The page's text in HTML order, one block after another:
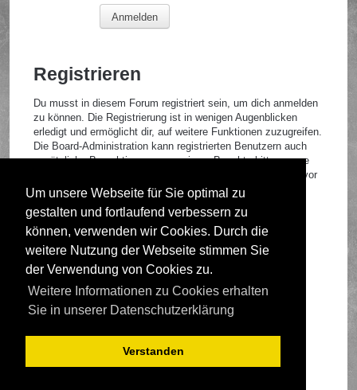
Um unsere Webseite für Sie optimal zu
gestalten und fortlaufend verbessern zu
können, verwenden wir Cookies. Durch die
weitere Nutzung der Webseite stimmen Sie
der Verwendung von Cookies zu.
Weitere Informationen zu Cookies erhalten
Sie in unserer Datenschutzerklärung
Verstanden
Registrieren
Du musst in diesem Forum registriert sein, um dich anmelden
zu können. Die Registrierung ist in wenigen Augenblicken
erledigt und ermöglicht dir, auf weitere Funktionen zuzugreifen.
Die Board-Administration kann registrierten Benutzern auch
zusätzliche Berechtigungen zuweisen. Beachte bitte unsere
Nutzungsbedingungen und die verwandten Regelungen, bevor
du dich registrierst. Bitte beachte auch die jeweiligen
Forenregeln, wenn du dich in diesem Board bewegst.
Nutzungsbedingungen|Datenschutzrichtlinie
Registrieren
Foren-Übersicht
Deutsche Übersetzung durchphpBB.de